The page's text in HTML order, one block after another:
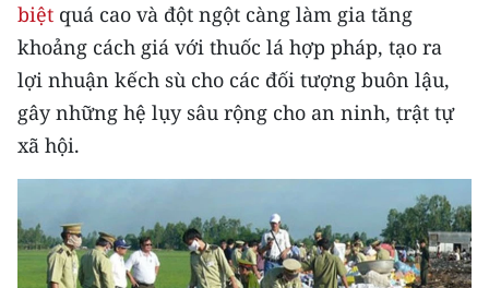
biệt quá cao và đột ngột càng làm gia tăng
khoảng cách giá với thuốc lá hợp pháp, tạo ra
lợi nhuận kếch sù cho các đối tượng buôn lậu,
gây những hệ lụy sâu rộng cho an ninh, trật tự
xã hội.